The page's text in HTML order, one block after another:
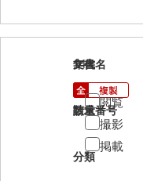
神本正律文書
岸浩文庫
岸村家文書
木津屋家文書
14
文書名
請求番号
分類
年代
数量
閲覧
撮影
掲載